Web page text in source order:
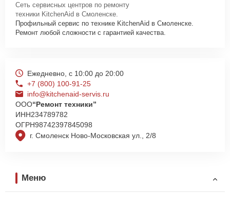
Сеть сервисных центров по ремонту
техники KitchenAid в Смоленске.
Профильный сервис по технике KitchenAid в Смоленске.
Ремонт любой сложности с гарантией качества.
г. Смоленск Ново-Московская ул., 2/8
Ежедневно, с 10:00 до 20:00
+7 (800) 100-91-25
info@kitchenaid-servis.ru
ООО“Ремонт техники”
ИНН234789782
ОГРН98742397845098
Меню